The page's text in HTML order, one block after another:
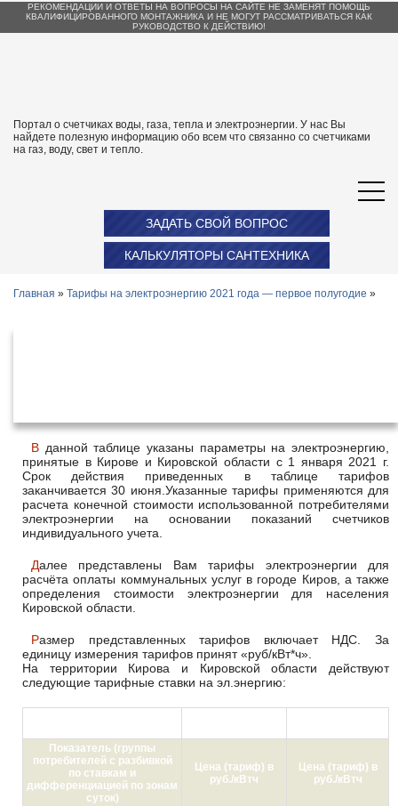
РЕКОМЕНДАЦИИ И ОТВЕТЫ НА ВОПРОСЫ НА САЙТЕ НЕ ЗАМЕНЯТ ПОМОЩЬ
КВАЛИФИЦИРОВАННОГО МОНТАЖНИКА И НЕ МОГУТ РАССМАТРИВАТЬСЯ КАК
РУКОВОДСТВО К ДЕЙСТВИЮ!
Портал о счетчиках воды, газа, тепла и электроэнергии. У нас Вы
найдете полезную информацию обо всем что связанно со счетчиками
на газ, воду, свет и тепло.
ЗАДАТЬ СВОЙ ВОПРОС
КАЛЬКУЛЯТОРЫ САНТЕХНИКА
Главная » Тарифы на электроэнергию 2021 года — первое полугодие »
В данной таблице указаны параметры на электроэнергию,
принятые в Кирове и Кировской области с 1 января 2021 г.
Срок действия приведенных в таблице тарифов
заканчивается 30 июня.Указанные тарифы применяются для
расчета конечной стоимости использованной потребителями
электроэнергии на основании показаний счетчиков
индивидуального учета.
Далее представлены Вам тарифы электроэнергии для
расчёта оплаты коммунальных услуг в городе Киров, а также
определения стоимости электроэнергии для населения
Кировской области.
Размер представленных тарифов включает НДС. За
единицу измерения тарифов принят «руб/кВт*ч».
На территории Кирова и Кировской области действуют
следующие тарифные ставки на эл.энергию:
Показатель (группы
потребителей с разбивкой
по ставкам и
дифференциацией по зонам
суток)
Цена (тариф) в
руб./кВтч
Цена (тариф) в
руб./кВтч